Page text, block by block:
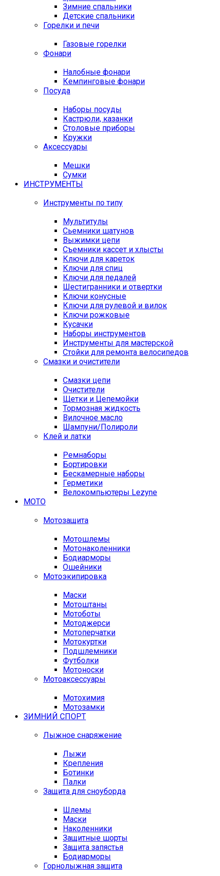
Зимние спальники
Детские спальники
Горелки и печи
Газовые горелки
Фонари
Налобные фонари
Кемпинговые фонари
Посуда
Наборы посуды
Кастрюли, казанки
Столовые приборы
Кружки
Аксессуары
Мешки
Сумки
ИНСТРУМЕНТЫ
Инструменты по типу
Мультитулы
Сьемники шатунов
Выжимки цепи
Съемники кассет и хлысты
Ключи для кареток
Ключи для спиц
Ключи для педалей
Шестигранники и отвертки
Ключи конусные
Ключи для рулевой и вилок
Ключи рожковые
Кусачки
Наборы инструментов
Инструменты для мастерской
Стойки для ремонта велосипедов
Смазки и очистители
Смазки цепи
Очистители
Щетки и Цепемойки
Тормозная жидкость
Вилочное масло
Шампуни/Полироли
Клей и латки
Ремнаборы
Бортировки
Бескамерные наборы
Герметики
Велокомпьютеры Lezyne
МОТО
Мотозащита
Мотошлемы
Мотонаколенники
Бодиарморы
Ошейники
Мотоэкипировка
Маски
Мотоштаны
Мотоботы
Мотоджерси
Мотоперчатки
Мотокуртки
Подшлемники
Футболки
Мотоноски
Мотоаксессуары
Мотохимия
Мотозамки
ЗИМНИЙ СПОРТ
Лыжное снаряжение
Лыжи
Крепления
Ботинки
Палки
Защита для сноуборда
Шлемы
Маски
Наколенники
Защитные шорты
Защита запястья
Бодиарморы
Горнолыжная защита